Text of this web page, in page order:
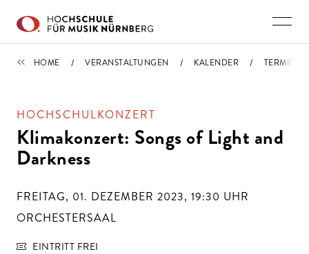
TERMINE
HOME VERANSTALTUNGEN KALENDER TERMIN
HOCHSCHULKONZERT
Klimakonzert: Songs of Light and
Darkness
FREITAG, 01. DEZEMBER 2023, 19:30 UHR
ORCHESTERSAAL
EINTRITT FREI